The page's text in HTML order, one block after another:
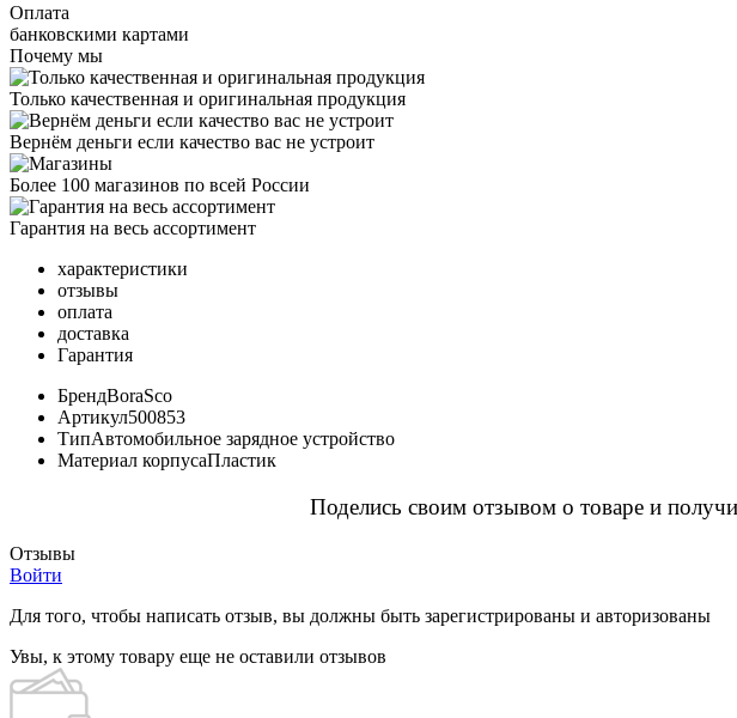
Оплата
банковскими картами
Почему мы
Только качественная и оригинальная продукция
Вернём деньги если качество вас не устроит
Более 100 магазинов по всей России
Гарантия на весь ассортимент
характеристики
отзывы
оплата
доставка
Гарантия
БрендBoraSco
Артикул500853
ТипАвтомобильное зарядное устройство
Материал корпусаПластик
Поделись своим отзывом о товаре и
Отзывы
Войти
Для того, чтобы написать отзыв, вы должны быть зарегистрированы и авторизованы
Увы, к этому товару еще не оставили отзывов